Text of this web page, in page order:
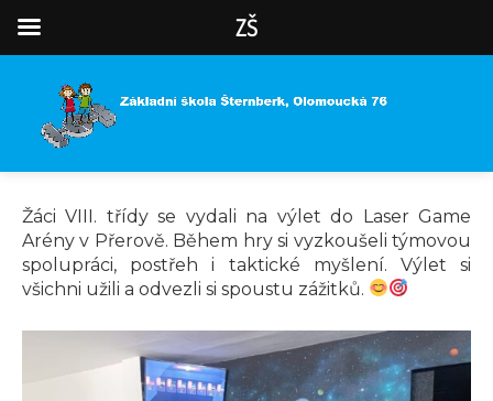
Žáci VIII. třídy se vydali na výlet do Laser Game
Arény v Přerově. Během hry si vyzkoušeli týmovou
spolupráci, postřeh i taktické myšlení. Výlet si
všichni užili a odvezli si spoustu zážitků.
ZŠ